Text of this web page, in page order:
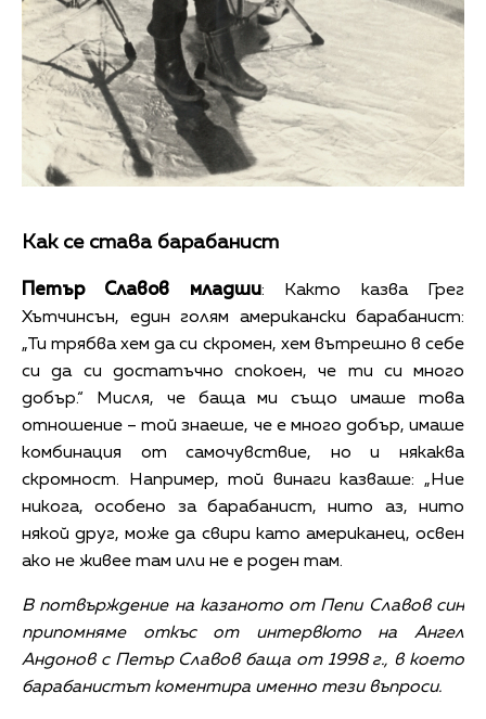
Как се става барабанист
Петър Славов младши: Както казва Грег
Хътчинсън, един голям американски барабанист:
„Ти трябва хем да си скромен, хем вътрешно в себе
си да си достатъчно спокоен, че ти си много
добър.“ Мисля, че баща ми също имаше това
отношение – той знаеше, че е много добър, имаше
комбинация от самочувствие, но и някаква
скромност. Например, той винаги казваше: „Ние
никога, особено за барабанист, нито аз, нито
някой друг, може да свири като американец, освен
ако не живее там или не е роден там.
В потвърждение на казаното от Пепи Славов син
припомняме откъс от интервюто на Ангел
Андонов с Петър Славов баща от 1998 г., в което
барабанистът коментира именно тези въпроси.